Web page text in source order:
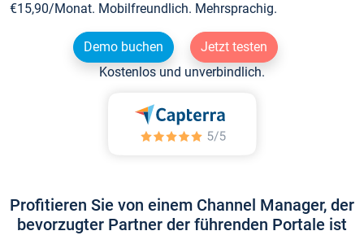
€15,90/Monat. Mobilfreundlich. Mehrsprachig.
Demo buchen
Jetzt testen
Kostenlos und unverbindlich.
Profitieren Sie von einem Channel Manager, der
bevorzugter Partner der führenden Portale ist